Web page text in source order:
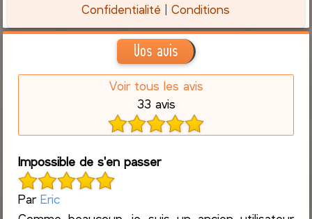
Confidentialité |Conditions
Vos avis
Voir tous les avis
33 avis
Impossible de s'en passer
ParEric